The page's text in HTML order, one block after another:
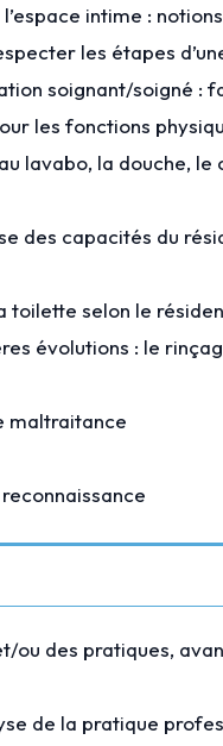
intime :
les étapes
soignant/soigné :
les fonctions
lavabo, la douche, le
des capacités du
selon le
évolutions : le
maltraitance
ou des pratiques,
de la pratique